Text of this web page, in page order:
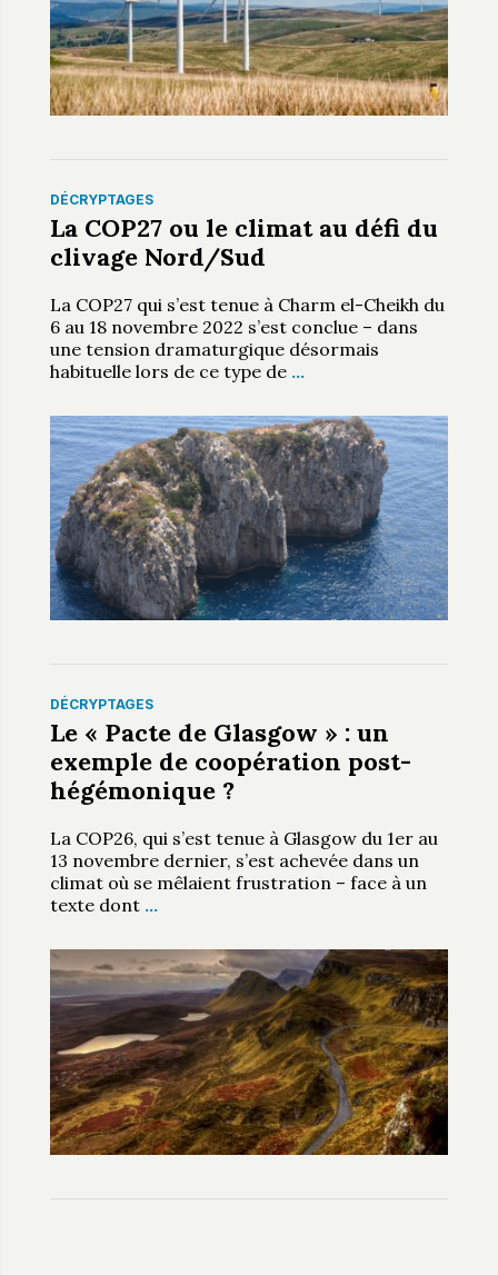
DÉCRYPTAGES
La COP27 ou le climat au défi du
clivage Nord/Sud
La COP27 qui s’est tenue à Charm el-Cheikh du
6 au 18 novembre 2022 s’est conclue – dans
une tension dramaturgique désormais
habituelle lors de ce type de …
DÉCRYPTAGES
Le « Pacte de Glasgow » : un
exemple de coopération post-
hégémonique ?
La COP26, qui s’est tenue à Glasgow du 1er au
13 novembre dernier, s’est achevée dans un
climat où se mêlaient frustration – face à un
texte dont …